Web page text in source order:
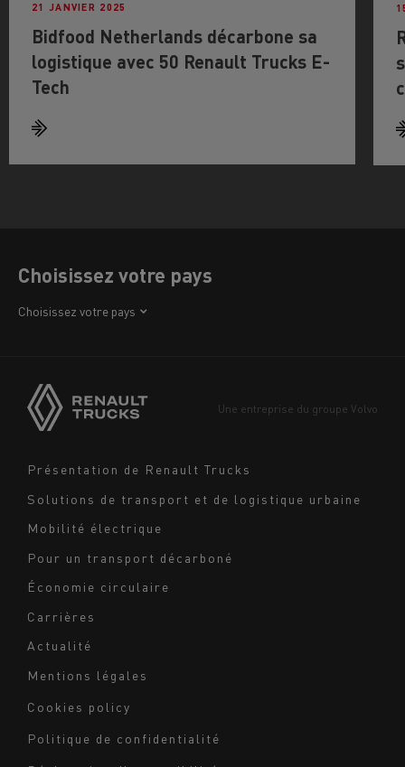
21 JANVIER 2025
Bidfood Netherlands décarbone sa
logistique avec 50 Renault Trucks E-
Tech
Choisissez votre pays
Choisissez votre pays
Europe
Navigation
Présentation de Renault Trucks
Solutions de transport et de logistique urbaine
Mobilité électrique
Pour un transport décarboné
Économie circulaire
Carrières
Actualité
Une entreprise du groupe Volvo
du
bas
Mentions légales
Cookies policy
Politique de confidentialité